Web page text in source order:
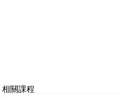
相關課程